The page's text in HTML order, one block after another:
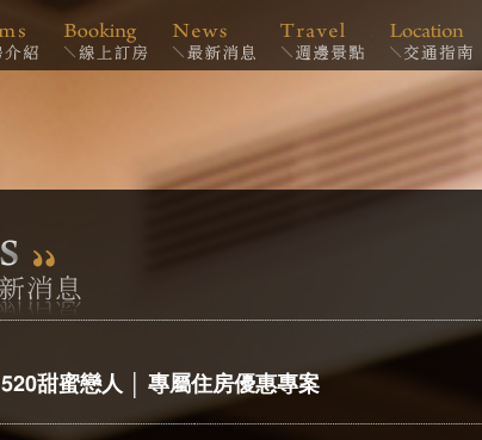
520甜蜜戀人 │ 專屬住房優惠專案